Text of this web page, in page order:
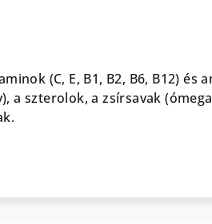
(C, E, B1, B2, B6, B12)
szterolok, a zsírsavak